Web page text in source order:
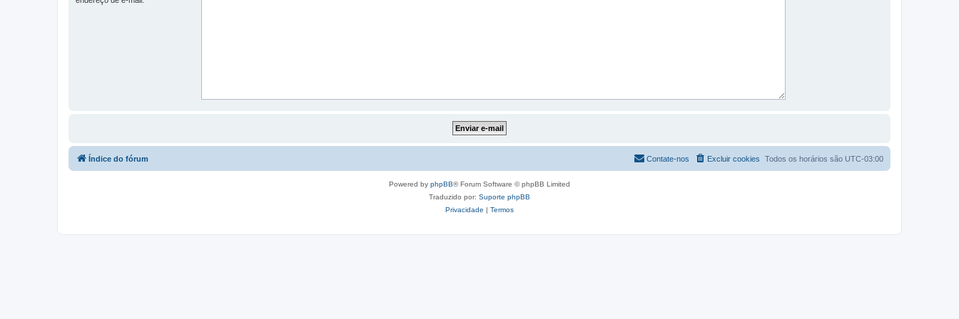
Índice do fórum Todos os horários são UTC-03:00
Excluir cookies
Contate-nos
Powered by phpBB® Forum Software © phpBB Limited
Traduzido por: Suporte phpBB
Privacidade | Termos